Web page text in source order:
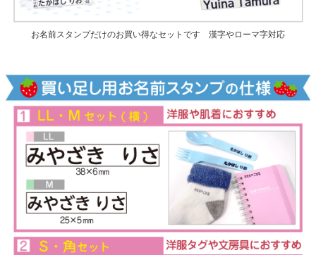
お名前スタンプだけのお買い得なセットです 漢字やローマ字対応